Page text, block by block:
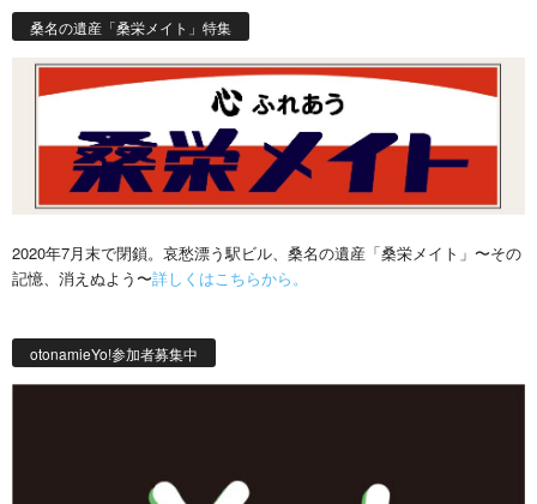
桑名の遺産「桑栄メイト」特集
2020年7月末で閉鎖。哀愁漂う駅ビル、桑名の遺産「桑栄メイト」〜その
記憶、消えぬよう〜詳しくはこちらから。
otonamieYo!参加者募集中